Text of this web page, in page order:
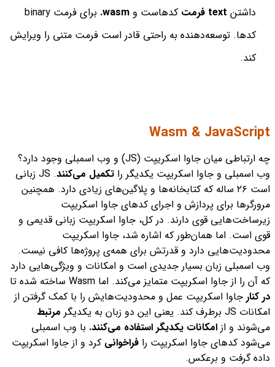
داشتن
کدهاست وwasm.
برای فرمت binary
کدها. توسعه‌دهنده به ‌راحتی قادر است فرمت متنی را ویرایش
کند.
Wasm & JavaScript
چه ارتباطی میان جاوا اسکریپت (JS) و وب اسمبلی وجود دارد؟
وب اسمبلی و جاوا اسکریپت یکدیگر را تکمیل می‌کنند
. JS زبانی
است ۲۶ ساله که کتابخانه‌ها و پلاگین‌های زیادی دارد. همچنین
مرورگرها برای پردازش و اجرای کدهای جاوا اسکریپت
زیرساخت‌هایی قوی دارند. در کل، جاوا اسکریپت زبانی قدیمی‌ و
قوی‌ است. اما همان‌طور که اشاره شد، جاوا اسکریپت
محدودیت‌هایی دارد و قدرتش برای همه‌ی پروژه‌ها کافی نیست.
وب اسمبلی زبان بسیار جدیدی است و امکانات و ویژگی‌هایی دارد
که آن را از جاوا اسکریپت متمایز می‌کند. اما Wasm ساخته شده تا
در کنار جاوا اسکریپت عمل و محدودیت‌هایش را با کمک گرفتن از
امکانات JS برطرف کند. یعنی این دو زبان به یکدیگر
مرتبط
می‌شوند و از امکانات یکدیگر استفاده می‌کنند. با وب اسمبلی
می‌شود کدهای جاوا اسکریپت را فراخوانی کرد و از جاوا اسکریپت
داده گرفت و برعکس.